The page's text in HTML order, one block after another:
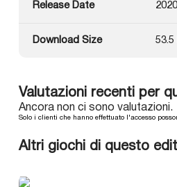
Release Date
Download Size 53.5
Valutazioni recenti per
Ancora non ci sono valutazioni.
Solo i clienti che hanno effettuato l'accesso
Altri giochi di questo